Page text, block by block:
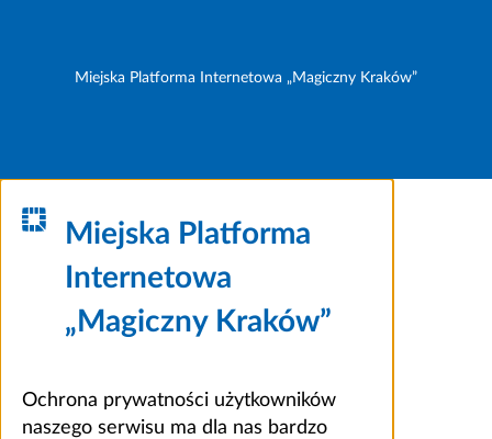
Miejska Platforma Internetowa „Magiczny Kraków”
Miejska Platforma
Internetowa
„Magiczny Kraków”
Ochrona prywatności użytkowników
naszego serwisu ma dla nas bardzo